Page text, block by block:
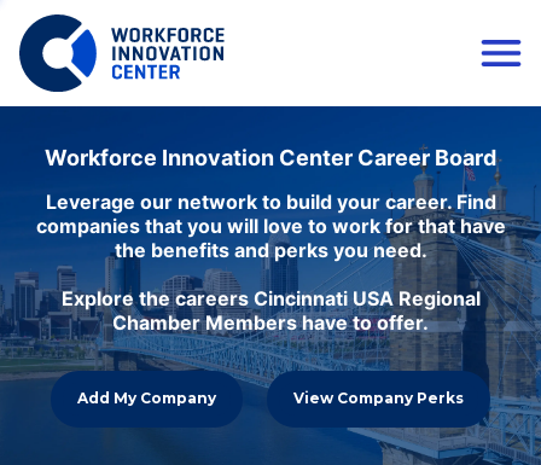
Workforce Innovation Center Career Board
Leverage our network to build your career. Find
companies that you will love to work for that have
the benefits and perks you need.
Explore the careers Cincinnati USA Regional
Chamber Members have to offer.
Add My Company View Company Perks